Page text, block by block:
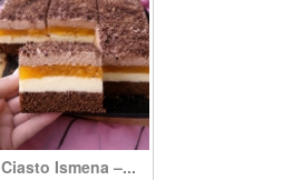
Ciasto Ismena –...